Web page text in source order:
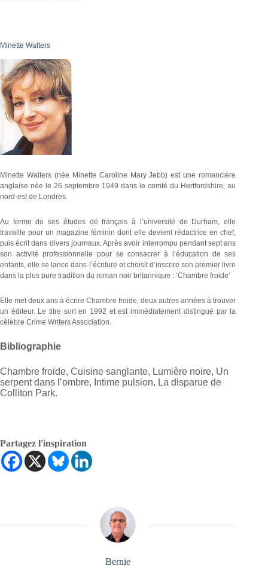
Minette Walters
Minette Walters (née Minette Caroline Mary Jebb) est une romancière
anglaise née le 26 septembre 1949 dans le comté du Hertfordshire, au
nord-est de Londres.
Au terme de ses études de français à l’université de Durham, elle
travaille pour un magazine féminin dont elle devient rédactrice en chef,
puis écrit dans divers journaux. Après avoir interrompu pendant sept ans
son activité professionnelle pour se consacrer à l’éducation de ses
enfants, elle se lance dans l’écriture et choisit d’inscrire son premier livre
dans la plus pure tradition du roman noir britannique : ‘Chambre froide’
Elle met deux ans à écrire Chambre froide, deux autres années à trouver
un éditeur. Le titre sort en 1992 et est immédiatement distingué par la
célèbre Crime Writers Association.
Bibliographie
Chambre froide, Cuisine sanglante, Lumière noire, Un
serpent dans l’ombre, Intime pulsion, La disparue de
Colliton Park.
Partagez l'inspiration
Bernie